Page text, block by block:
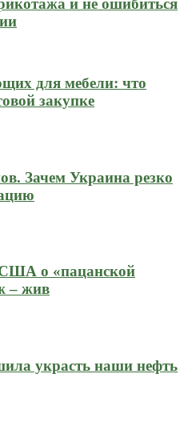
и не ошибиться
для мебели: что
закупке
Зачем Украина резко
о «пацанской
– жив
украсть наши нефть